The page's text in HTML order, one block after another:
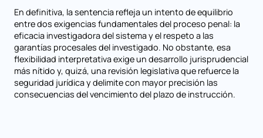
En definitiva, la sentencia refleja un intento de equilibrio
entre dos exigencias fundamentales del proceso penal: la
eficacia investigadora del sistema y el respeto a las
garantías procesales del investigado. No obstante, esa
flexibilidad interpretativa exige un desarrollo jurisprudencial
más nítido y, quizá, una revisión legislativa que refuerce la
seguridad jurídica y delimite con mayor precisión las
consecuencias del vencimiento del plazo de instrucción.